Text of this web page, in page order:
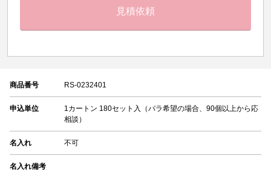
見積依頼
商品番号 RS-0232401
申込単位
1カートン 180セット入（バラ希望の場合、90個以上から応
相談）
名入れ 不可
名入れ備考